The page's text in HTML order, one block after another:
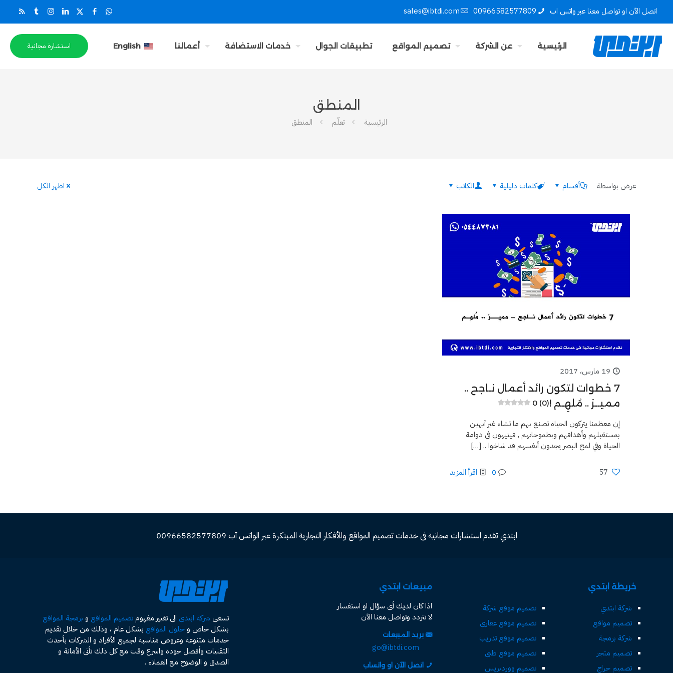
اتصل الآن او تواصل معنا عبر واتس اب 00966582577809
sales@ibtdi.com
الرئيسية عن الشركة تصميم المواقع تطبيقات الجوال خدمات الاستضافة أعمالنا English استشارة مجانية
المنطق
الرئيسية تعلّم المنطق
عرض بواسطة أقسام كلمات دليلية الكاتب اظهر الكل
19 مارس، 2017
7 خطوات لتكون رائد أعمال نـاجح ..
مميــز .. مُلهِـم !0 (0)
إن معظمنا يتركون الحياة تصنع بهم ما تشاء غير آبهيـن
بمستقبلهم وأهدافهم وبطموحاتهم , فيتيهون في دوامة
الحياة وفي لمح البصر يجدون أنفسهم قد شاخوا ..[…]
57
0 اقرأ المزيد
ابتدي تقدم استشارات مجانية فى خدمات تصميم المواقع والأفكار التجارية المبتكرة عبر الواتس آب 00966582577809
خريطة ابتدي
شركة ابتدي
تصميم مواقع
شركة برمجة
تصميم متجر
تصميم حراج
تصميم موقع شركة
تصميم موقع عقاري
تصميم موقع تدريب
تصميم موقع طبي
تصميم ووردبريس
مبيعات ابتدي
اذا كان لديك أى سؤال او استفسار
لا تتردد وتواصل معنا الآن
بريد المبيعات
go@ibtdi.com
اتصل الآن او واتساب
تسعى شركة ابتدي الى تغيير مفهومتصميم المواقع و برمجة المواقع
بشكل خاص وحلول المواقع بشكل عام ، وذلك من خلال تقديم
خدمات متنوعة وعروض مناسبة لجميع الأفراد و الشركات بأحدث
التقنيات وأفضل جودة واسرع وقت مع كل ذلك تأتى الأمانة و
الصدق و الوضوح مع العملاء .